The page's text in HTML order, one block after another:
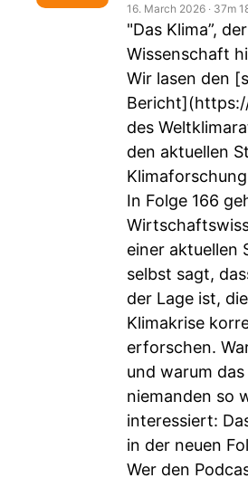
16. March 2026 ‧ 37m
"Das Klima”,
Wissenschaft
Wir lasen den
Bericht](
des
den aktuellen
In Folge 166
einer aktuellen
selbst sagt,
der Lage ist,
Klimakrise
erforschen.
und warum
niemanden so
interessiert:
in der neuen
Wer den